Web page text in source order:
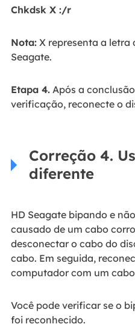
Chkdsk X :/r
Nota:X representa a letra
Seagate.
Etapa 4.Após a
verificação, reconecte o
Correção 4.
diferente
HD Seagate bipando e
causado de um cabo
desconectar o cabo do
cabo. Em seguida,
computador com um
Você pode verificar se o
foi reconhecido.